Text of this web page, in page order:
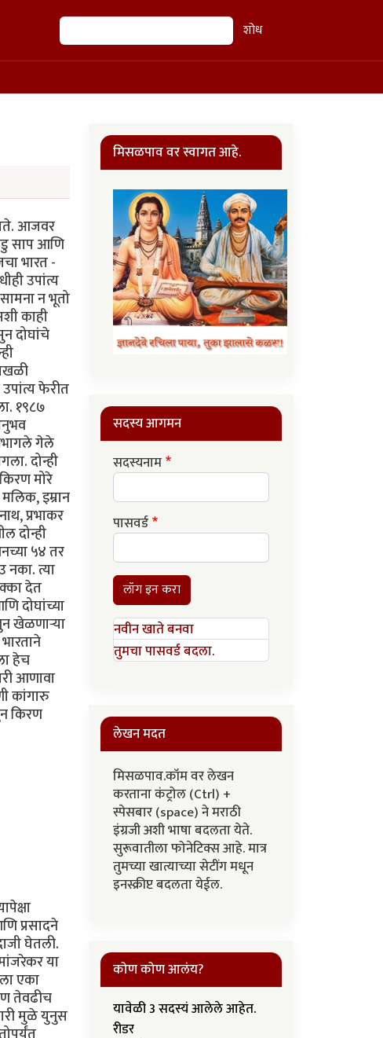
शोध शोध
आजवर
साप आणि
भारत -
उपांत्य
न भूतो
काही
दोघांचे
फेरीत
१९८७
गेले
दोन्ही
मोरे
इम्रान
प्रभाकर
दोन्ही
५४ तर
नका. त्या
देत
दोघांच्या
खेळणार्‍या
हेच
आणावा
कांगारु
किरण
प्रसादने
घेतली.
या
एका
तेवढीच
मुळे युनुस
मिसळपाव वर स्वागत आहे.
सदस्य आगमन
सदस्यनाम
पासवर्ड
लॉग इन करा
नवीन खाते बनवा
तुमचा पासवर्ड बदला.
लेखन मदत
मिसळपाव.कॉम वर लेखन
करताना कंट्रोल (Ctrl) +
स्पेसबार (space) ने मराठी
इंग्रजी अशी भाषा बदलता येते.
सुरूवातीला फोनेटिक्स आहे. मात्र
तुमच्या खात्याच्या सेटींग मधून
इनस्क्रीप्ट बदलता येईल.
कोण कोण आलंय?
यावेळी 3 सदस्यं आलेले आहेत.
रीडर